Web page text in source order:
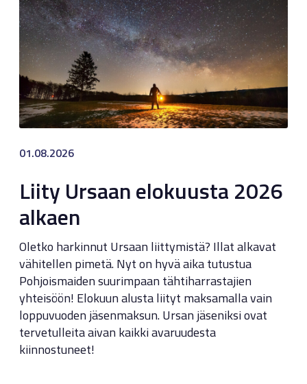
01.08.2026
Liity Ursaan elokuusta 2026
alkaen
Oletko harkinnut Ursaan liittymistä? Illat alkavat
vähitellen pimetä. Nyt on hyvä aika tutustua
Pohjoismaiden suurimpaan tähtiharrastajien
yhteisöön! Elokuun alusta liityt maksamalla vain
loppuvuoden jäsenmaksun. Ursan jäseniksi ovat
tervetulleita aivan kaikki avaruudesta
kiinnostuneet!